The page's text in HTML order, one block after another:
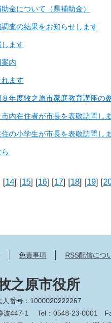
金について（県補助金）
査の結果をお知らせします
ます
内
ます
８年度牧之原市家庭教育講座の
内在住者が市長を表敬訪問し
の小学生が市長を表敬訪問し
[14] [15] [16] [17] [18] [19] [
免責事項 RSS配信につ
之原市役所
人番号：1000020222267
波447-1
Tel：0548-23-0001